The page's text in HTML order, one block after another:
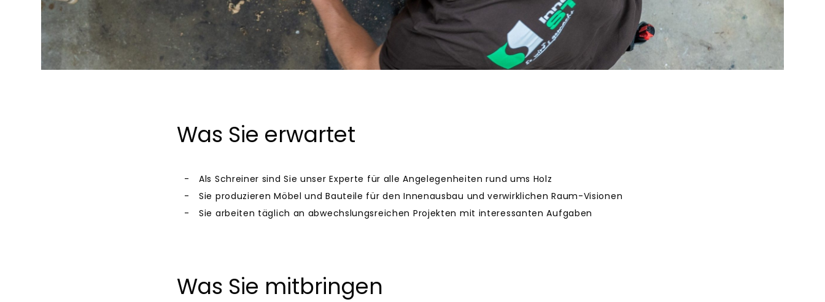
Was Sie erwartet
Als Schreiner sind Sie unser Experte für alle Angelegenheiten rund ums Holz
Sie produzieren Möbel und Bauteile für den Innenausbau und verwirklichen Raum-Visionen
Sie arbeiten täglich an abwechslungsreichen Projekten mit interessanten Aufgaben
Was Sie mitbringen